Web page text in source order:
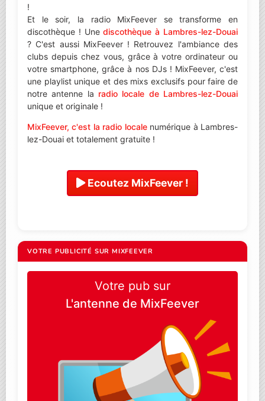
!
Et le soir, la radio MixFeever se transforme en
discothèque ! Unediscothèque à Lambres-lez-Douai
? C'est aussi MixFeever ! Retrouvez l'ambiance des
clubs depuis chez vous, grâce à votre ordinateur ou
votre smartphone, grâce à nos DJs ! MixFeever, c'est
une playlist unique et des mixs exclusifs pour faire de
notre antenne la radio locale de Lambres-lez-Douai
unique et originale !
MixFeever, c'est la radio localenumérique à Lambres-
lez-Douai et totalement gratuite !
Ecoutez MixFeever !
VOTRE PUBLICITÉ SUR MIXFEEVER
Votre pub sur
L'antenne de MixFeever